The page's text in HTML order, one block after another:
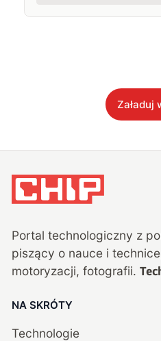
Załaduj
Portal technologiczny z
piszący o nauce i
motoryzacji, fotografii.
NA SKRÓTY
Technologie